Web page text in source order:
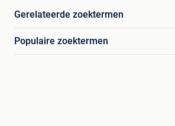
Gerelateerde zoektermen
Populaire zoektermen